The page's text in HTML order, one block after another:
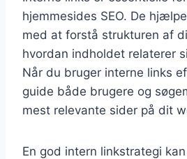
hjemmesides SEO. De
med at forstå strukturen af
hvordan indholdet relaterer
Når du bruger interne links
guide både brugere og
mest relevante sider på dit
En god intern linkstrategi